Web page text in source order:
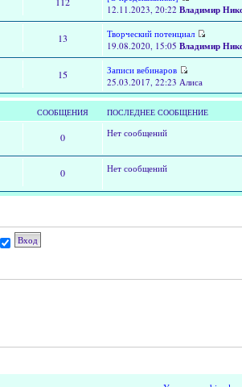
12.11.2023, 20:22Владимир
13
Творческий потенциал
19.08.2020, 15:05Владимир
15
Записи вебинаров
25.03.2017, 22:23 Алиса
СООБЩЕНИЯ ПОСЛЕДНЕЕ СООБЩЕНИЕ
0 Нет сообщений
0 Нет сообщений